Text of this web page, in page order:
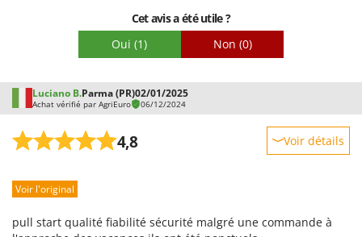
Cet avis a été utile ?
Oui (1) Non (0)
Luciano B.Parma (PR)02/01/2025
Achat vérifié par AgriEuro 06/12/2024
4,8 Voir détails
Prestations
Voir l'original
pull start qualité fiabilité sécurité malgré une commande à